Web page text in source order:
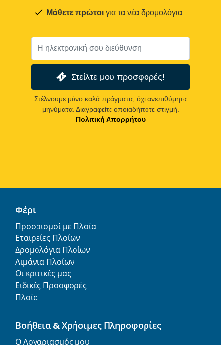
Μάθετε πρώτοι για τα νέα δρομολόγια
Στείλτε μου προσφορές!
Στέλνουμε μόνο καλά πράγματα, όχι ανεπιθύμητα
μηνύματα. Διαγραφείτε οποιαδήποτε στιγμή.
Πολιτική Απορρήτου
Φέρι
Προορισμοί με Πλοία
Εταιρείες Πλοίων
Δρομολόγια Πλοίων
Λιμάνια Πλοίων
Οι κριτικές μας
Ειδικές Προσφορές
Πλοία
Βοήθεια & Χρήσιμες Πληροφορίες
Ο Λογαριασμός μου